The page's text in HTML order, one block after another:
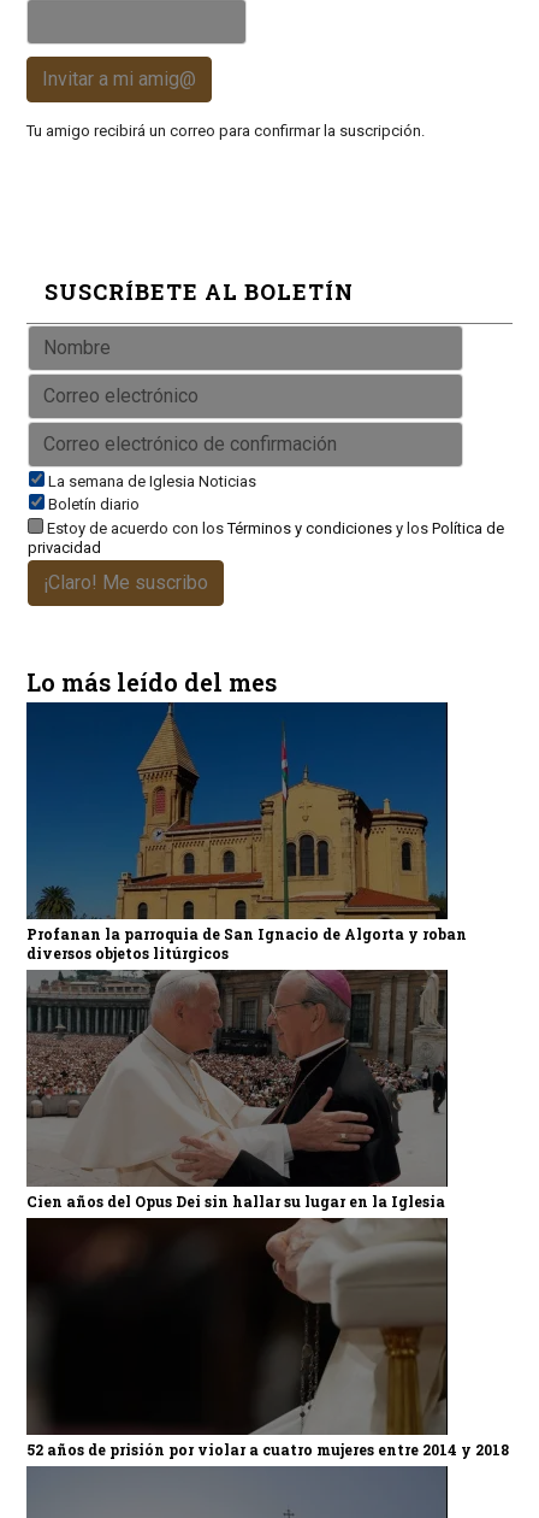
Invitar a mi amig@
Tu amigo recibirá un correo para confirmar la suscripción.
SUSCRÍBETE AL BOLETÍN
La semana de Iglesia Noticias
Boletín diario
Estoy de acuerdo con losTérminos y condicionesy los Política de
privacidad
¡Claro! Me suscribo
Lo más leído del mes
Profanan la parroquia de San Ignacio de Algorta y roban
diversos objetos litúrgicos
Cien años del Opus Dei sin hallar su lugar en la Iglesia
52 años de prisión por violar a cuatro mujeres entre 2014 y 2018